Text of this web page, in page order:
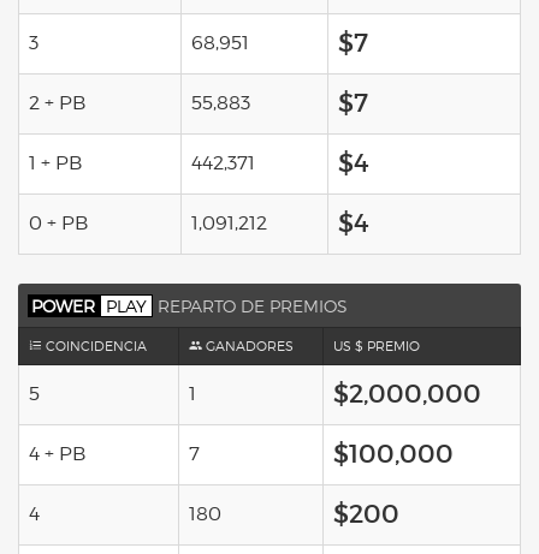
3 68,951 $7
2 + PB 55,883 $7
1 + PB 442,371 $4
0 + PB 1,091,212 $4
POWER PLAY REPARTO DE PREMIOS
COINCIDENCIA GANADORES US $ PREMIO
5 1 $2,000,000
4 + PB 7 $100,000
4 180 $200